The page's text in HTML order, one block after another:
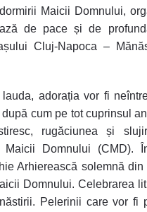
Maicii Domnului,
de pace și de
Cluj-Napoca –
lauda, adorația vor fi
cum pe tot cuprinsul
rugăciunea și
Maicii Domnului (CMD).
Arhierească solemnă
Domnului. Celebrarea
Pelerinii care vor fi